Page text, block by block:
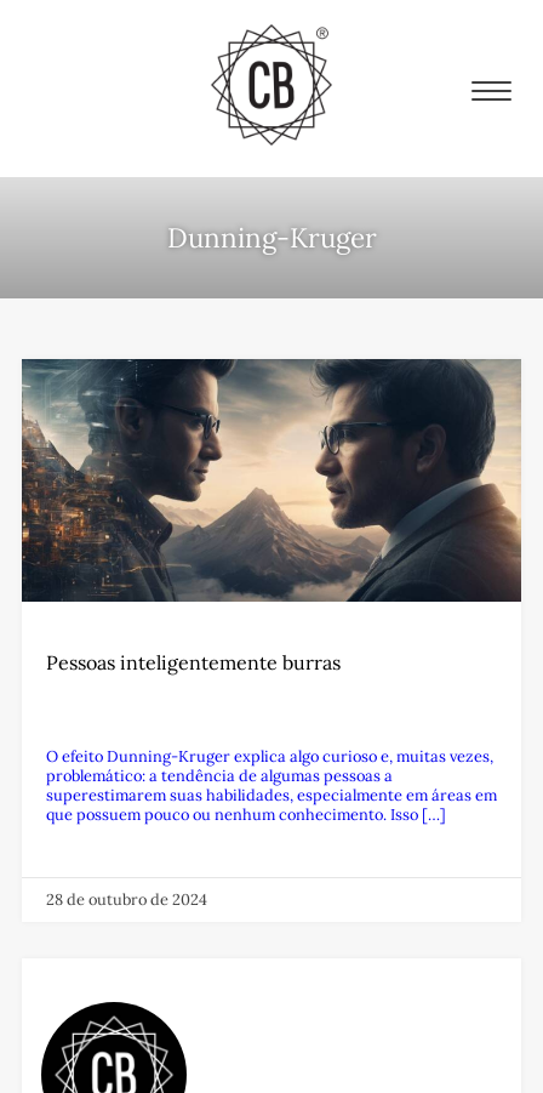
Dunning-Kruger
Pessoas inteligentemente burras
O efeito Dunning-Kruger explica algo curioso e, muitas vezes,
problemático: a tendência de algumas pessoas a
superestimarem suas habilidades, especialmente em áreas em
que possuem pouco ou nenhum conhecimento. Isso […]
28 de outubro de 2024